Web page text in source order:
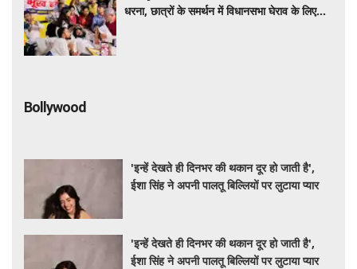
धरना, छात्रों के समर्थन में विधानसभा घेराव के लिए
Bollywood
'इन्हें देखते ही दिनभर की थकान दूर हो जाती है',
ईशा सिंह ने अपनी पालतू बिल्लियों पर लुटाया प्यार
'इन्हें देखते ही दिनभर की थकान दूर हो जाती है',
ईशा सिंह ने अपनी पालतू बिल्लियों पर लुटाया प्यार